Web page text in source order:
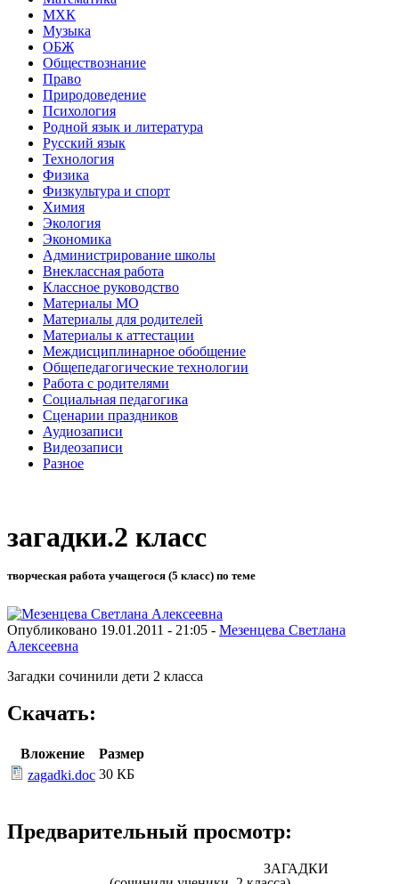
МХК
Музыка
ОБЖ
Обществознание
Право
Природоведение
Психология
Родной язык и литература
Русский язык
Технология
Физика
Физкультура и спорт
Химия
Экология
Экономика
Администрирование школы
Внеклассная работа
Классное руководство
Материалы МО
Материалы для родителей
Материалы к аттестации
Междисциплинарное обобщение
Общепедагогические технологии
Работа с родителями
Социальная педагогика
Сценарии праздников
Аудиозаписи
Видеозаписи
Разное
загадки.2 класс
творческая работа учащегося (5 класс) по теме
Опубликовано 19.01.2011 - 21:05 - Мезенцева Светлана
Алексеевна
Загадки сочинили дети 2 класса
Скачать:
Вложение
Размер
zagadki.doc 30 КБ
Предварительный просмотр:
ЗАГАДКИ